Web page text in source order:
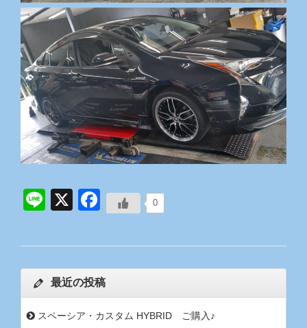
0
Line
X Facebook
最近の投稿
スペーシア・カスタム HYBRID ご購入♪